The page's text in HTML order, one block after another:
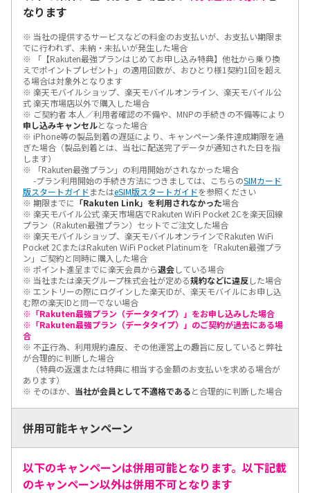
なります
※ 当社の提供するサービスなどの料金のお支払いが、お支払い期限ま
でに行われず、未納・未払いが発生した場合
※ 「【Rakuten最強プランはじめてお申し込み特典】他社から乗り換
えでポイントプレゼント」の適用回数が、おひとり様1契約1回を超え
る場合は対象外となります
※ 楽天モバイルショップ、楽天モバイルオンライン、楽天モバイル公
式 楽天市場店以外で購入した場合
※ ご契約者 本人／利用者確認の不備や、MNPの手続きの不備等により
申し込みキャンセルとなった場合
※ iPhone等の製品到着の遅延により、キャンペーン条件達成期限を過
ぎた場合（製品到着とは、当社に配送完了データが通知された日を指
します）
※ 「Rakuten最強プラン」の利用開始がされなかった場合
-プラン利用開始の手続き方法につきましては、こちらのSIMカード
版スタートガイドまたはeSIM版スタートガイドを参照ください
※ 期限までに 「Rakuten Link」を利用されなかった場合
※ 楽天モバイル公式 楽天市場店でRakuten WiFi Pocket 2Cを楽天回線
プラン（Rakuten最強プラン）セットでご注文した場合
※ 楽天モバイルショップ、楽天モバイルオンラインでRakuten WiFi
Pocket 2CまたはRakuten WiFi Pocket Platinumを「Rakuten最強プラ
ン」ご契約と同時に購入した場合
※ ポイント進呈までに楽天会員から退会している場合
※ 当社または楽天グループ株式会社が定める規約などに違反した場合
※ エントリーの際にログインした楽天IDが、楽天モバイルにお申し込
む際の楽天IDと同一でない場合
※「Rakuten最強プラン（データタイプ）」をお申し込みした場合
※「Rakuten最強プラン（データタイプ）」のご契約が過去にある場
合
※ 不正行為、利用規約違反、その他運営上の趣旨に反していると弊社
が合理的に判断した場合
（特典の返還または特典に相当する金額のお支払いを求める場合が
あります）
※ そのほか、 当社が会員として不適格であると合理的に判断した場合
併用可能キャンペーン
以下のキャンペーンは併用可能となります。以下記載
のキャンペーン以外は併用不可となります